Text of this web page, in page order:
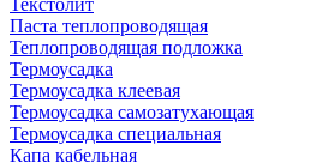
Текстолит
Паста теплопроводящая
Теплопроводящая подложка
Термоусадка
Термоусадка клеевая
Термоусадка самозатухающая
Термоусадка специальная
Капа кабельная